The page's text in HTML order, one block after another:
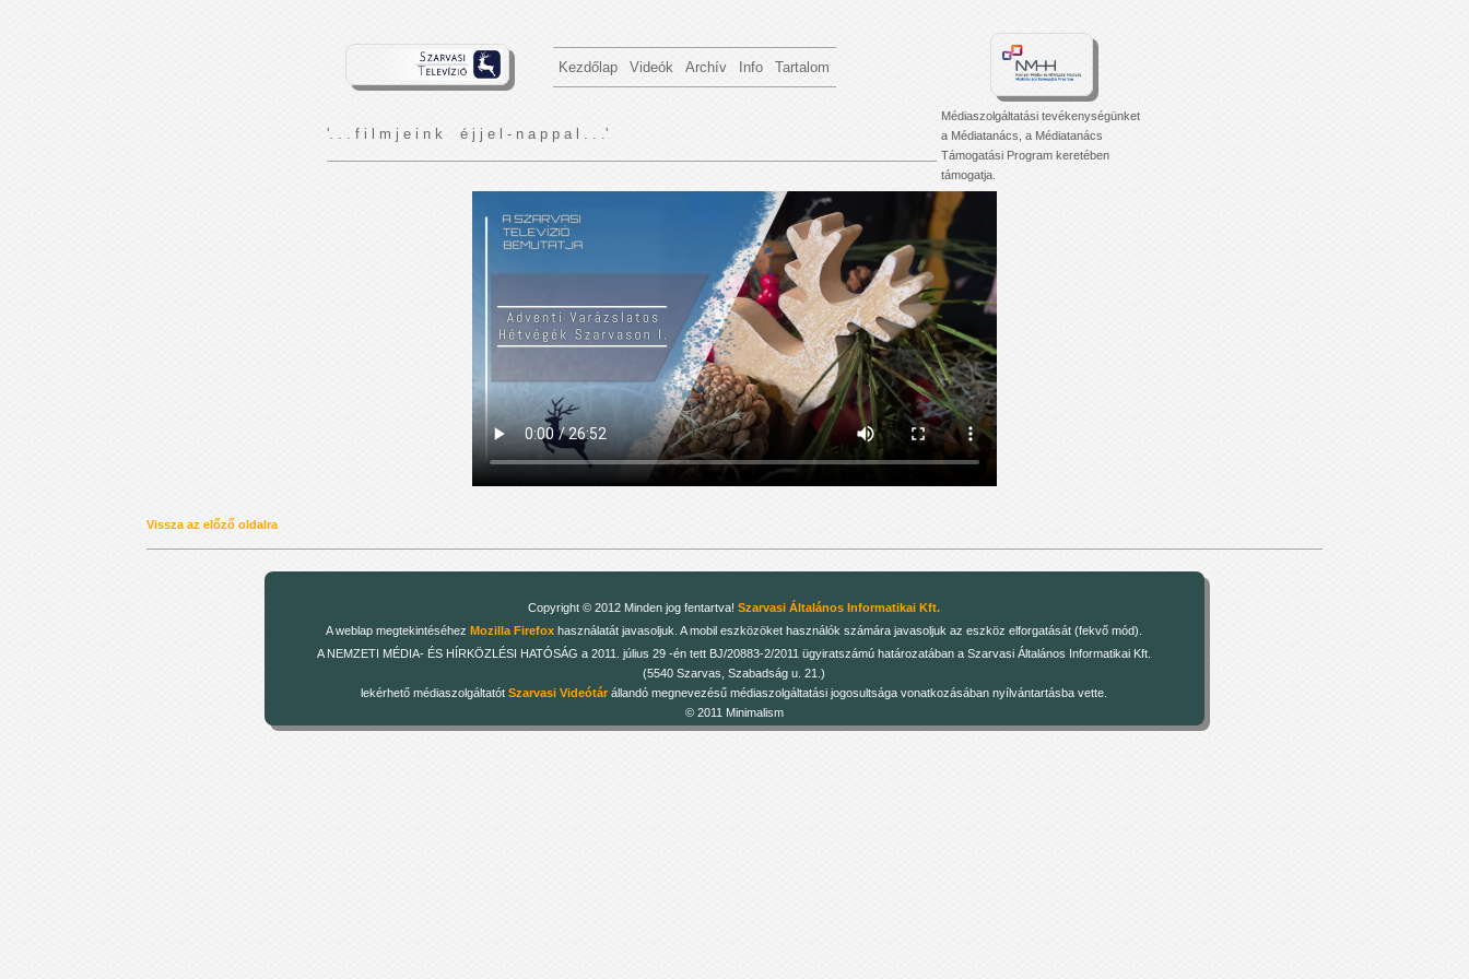
Kezdőlap Videók Archív Info Tartalom
'. . . f i l m j e i n k é j j e l - n a p p a l . . .'
Médiaszolgáltatási tevékenységünket
a Médiatanács, a Médiatanács
Támogatási Program keretében
támogatja.
Vissza az előző oldalra
Copyright © 2012 Minden jog fentartva!Szarvasi Általános Informatikai Kft.
A weblap megtekintéséhezMozilla Firefox használatát javasoljuk. A mobil eszközöket használók számára javasoljuk az eszköz elforgatását (fekvő mód).
A NEMZETI MÉDIA- ÉS HÍRKÖZLÉSI HATÓSÁG a 2011. július 29 -én tett BJ/20883-2/2011 ügyiratszámú határozatában a Szarvasi Általános Informatikai Kft.
(5540 Szarvas, Szabadság u. 21.)
lekérhető médiaszolgáltatótSzarvasi Videótár állandó megnevezésű médiaszolgáltatási jogosultsága vonatkozásában nyílvántartásba vette.
© 2011 Minimalism